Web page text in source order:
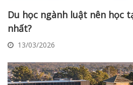
Du học ngành luật nên học
nhất?
13/03/2026